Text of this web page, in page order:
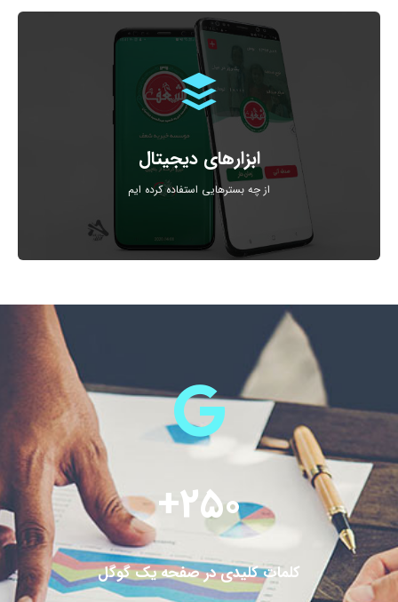
ابزارهای دیجیتال
از چه بسترهایی استفاده کرده ایم
ابزارهای مورد استفاده : طراحی وب سایت ، سئو روی کلمات
خاص ، مدیریت اینستاگرام ، طراحی اپلیکیشن
کلمات کلیدی در صفحه یک گوگل
250
+